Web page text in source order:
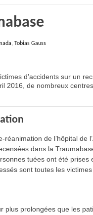
Tobias Gauss
d’accidents sur un
2016, de nombreux
de l’hôpital de
dans la
tuées ont été prises
sont toutes les
prolongées que les